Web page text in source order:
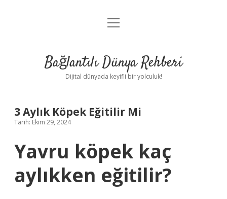
Anasayfa
Yasal Uyarı
menüyü
Bağlantılı Dünya Rehberi
Dijital dünyada keyifli bir yolculuk!
3 Aylık Köpek Eğitilir Mi
Tarih: Ekim 29, 2024
Yavru köpek kaç
aylıkken eğitilir?